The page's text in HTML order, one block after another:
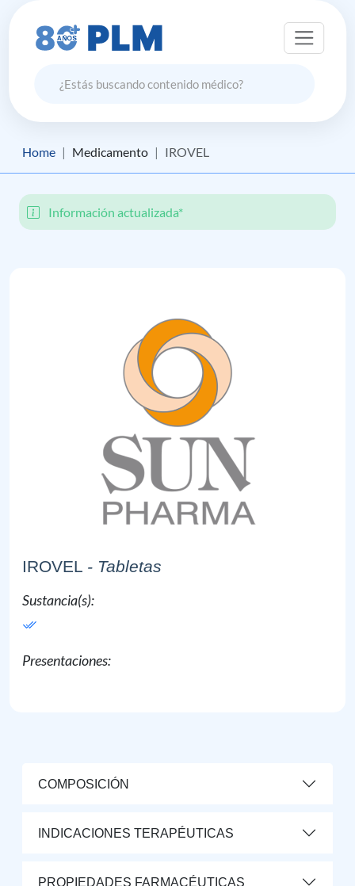
Home Medicamento IROVEL
Información actualizada*
IROVEL - Tabletas
Sustancia(s):
Presentaciones:
COMPOSICIÓN
INDICACIONES TERAPÉUTICAS
PROPIEDADES FARMACÉUTICAS